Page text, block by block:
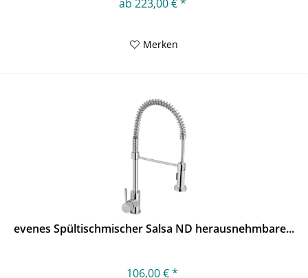
ab 223,00 € *
Merken
evenes Spültischmischer Salsa ND herausnehmbare...
106,00 € *